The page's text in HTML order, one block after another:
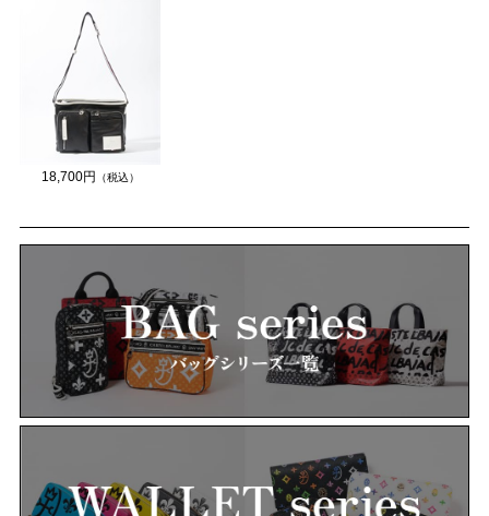
18,700円 （税込）